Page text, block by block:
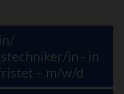
in - in
– m/w/d